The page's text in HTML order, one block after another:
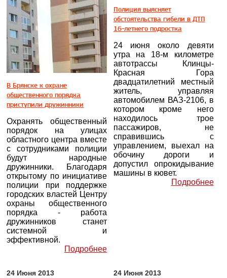
В Брянске к охране
общественного порядка
приступили дружинники
Охранять общественный
порядок на улицах
областного центра вместе
с сотрудниками полиции
будут народные
дружинники. Благодаря
открытому по инициативе
полиции при поддержке
городских властей Центру
охраны общественного
порядка - работа
дружинников станет
системной и
эффективной.
Подробнее
Полиция выясняет
обстоятельства гибели в ДТП
16-летнего подростка
24 июня около девяти
утра на 18-м километре
автотрассы Клинцы-
Красная Гора
двадцатилетний местный
житель, управляя
автомобилем ВАЗ-2106, в
котором кроме него
находилось трое
пассажиров, не
справившись с
управлением, выехал на
обочину дороги и
допустил опрокидывание
машины в кювет.
Подробнее
24 Июня 2013 24 Июня 2013